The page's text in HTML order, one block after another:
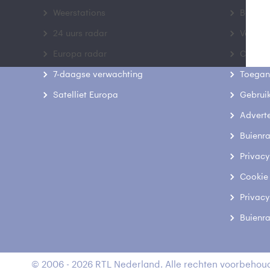
Weerstations
24 uurs radar
Europa radar
7-daagse verwachting
Satelliet Europa
Contact
© 2006 - 2026 RTL Nederland. Alle rechten